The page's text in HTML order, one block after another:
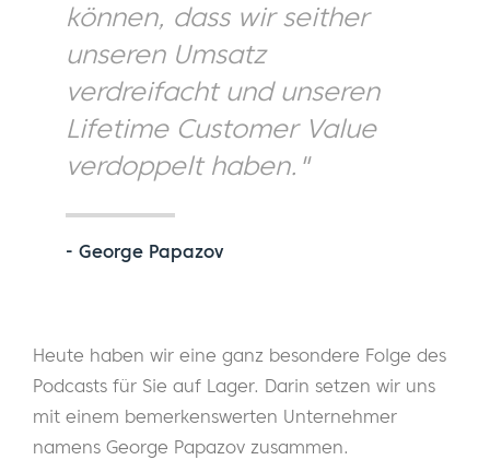
können, dass wir seither
unseren Umsatz
verdreifacht und unseren
Lifetime Customer Value
verdoppelt haben."
- George Papazov
Heute haben wir eine ganz besondere Folge des
Podcasts für Sie auf Lager. Darin setzen wir uns
mit einem bemerkenswerten Unternehmer
namens George Papazov zusammen.